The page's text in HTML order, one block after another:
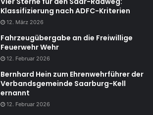
Klassifizierung nach ADFC-Kriterien
12. März 2026
Fahrzeugübergabe an die Freiwillige
Feuerwehr Wehr
12. Februar 2026
Bernhard Hein zum Ehrenwehrführer der
Verbandsgemeinde Saarburg-Kell
ernannt
12. Februar 2026